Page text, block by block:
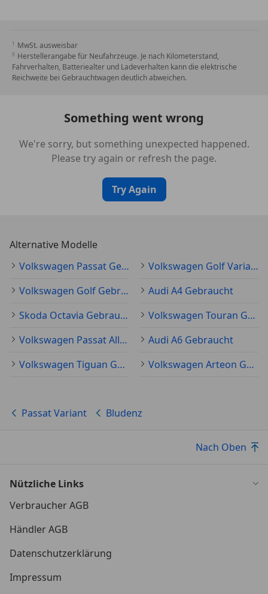
MwSt. ausweisbar
Herstellerangabe für Neufahrzeuge. Je nach Kilometerstand,
Fahrverhalten, Batteriealter und Ladeverhalten kann die elektrische
Reichweite bei Gebrauchtwagen deutlich abweichen.
Something went wrong
We're sorry, but something unexpected happened.
Please try again or refresh the page.
Try Again
Alternative Modelle
Volkswagen Passat Gebraucht
Volkswagen Golf Variant Gebraucht
Volkswagen Golf Gebraucht
Audi A4 Gebraucht
Skoda Octavia Gebraucht
Volkswagen Touran Gebraucht
Volkswagen Passat Alltrack Gebraucht
Audi A6 Gebraucht
Volkswagen Tiguan Gebraucht
Volkswagen Arteon Gebraucht
Passat Variant Bludenz
Nach Oben
Nützliche Links
Verbraucher AGB
Händler AGB
Datenschutzerklärung
Impressum